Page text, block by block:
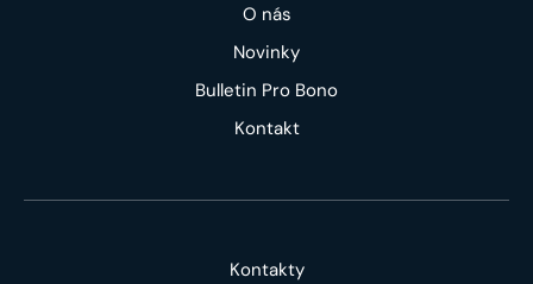
O nás
Novinky
Bulletin Pro Bono
Kontakt
Kontakty